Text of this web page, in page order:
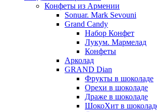
Конфеты из Армении
Sonuar. Mark Sevouni
Grand Candy
Набор Конфет
Лукум. Мармелад
Конфеты
Арколад
GRAND Dian
Фрукты в шоколаде
Орехи в шоколаде
Драже в шоколаде
ШокоХит в